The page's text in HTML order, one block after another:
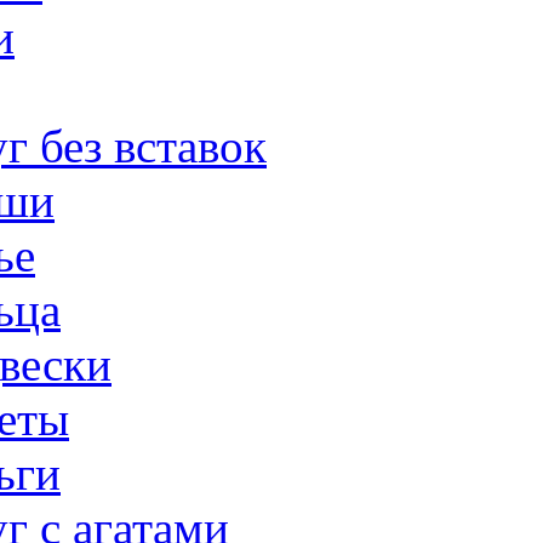
без вставок
с агатами